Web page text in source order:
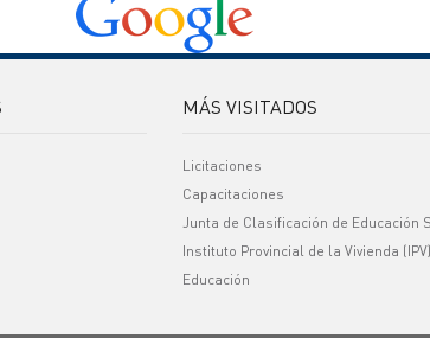
MÁS VISITADOS
Licitaciones
Capacitaciones
Junta de Clasificación de Educación
Instituto Provincial de la Vivienda (IPV)
Educación